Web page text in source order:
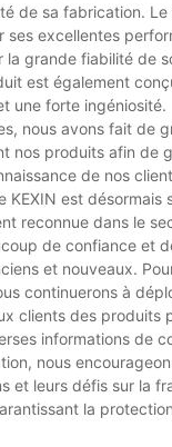
de sa fabrication.
ses excellentes
la grande fiabilité de
est également
une forte ingéniosité.
nous avons fait de
nos produits afin de
de nos
KEXIN est désormais
reconnue dans le
de confiance et
et nouveaux.
continuerons à
clients des produits
informations de
nous
et leurs défis sur la
la